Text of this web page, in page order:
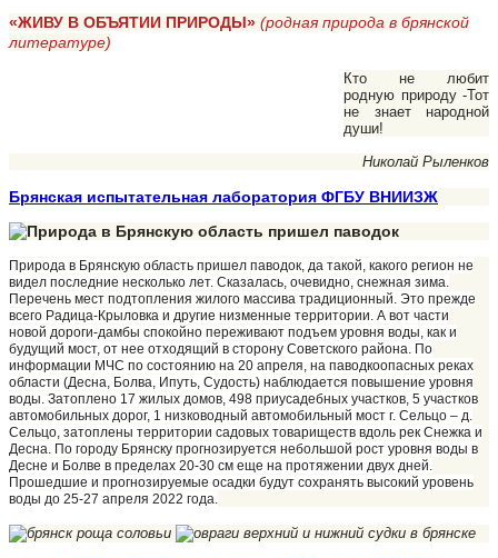
«ЖИВУ В ОБЪЯТИИ ПРИРОДЫ» (родная природа в брянской
литературе)
Кто не любит
родную природу -Тот
не знает народной
души!
Николай Рыленков
Брянская испытательная лаборатория ФГБУ ВНИИЗЖ
Природа в Брянскую область пришел паводок, да такой, какого регион не
видел последние несколько лет. Сказалась, очевидно, снежная зима.
Перечень мест подтопления жилого массива традиционный. Это прежде
всего Радица-Крыловка и другие низменные территории. А вот части
новой дороги-дамбы спокойно переживают подъем уровня воды, как и
будущий мост, от нее отходящий в сторону Советского района. По
информации МЧС по состоянию на 20 апреля, на паводкоопасных реках
области (Десна, Болва, Ипуть, Судость) наблюдается повышение уровня
воды. Затоплено 17 жилых домов, 498 приусадебных участков, 5 участков
автомобильных дорог, 1 низководный автомобильный мост г. Сельцо – д.
Сельцо, затоплены территории садовых товариществ вдоль рек Снежка и
Десна. По городу Брянску прогнозируется небольшой рост уровня воды в
Десне и Болве в пределах 20-30 см еще на протяжении двух дней.
Прошедшие и прогнозируемые осадки будут сохранять высокий уровень
воды до 25-27 апреля 2022 года.